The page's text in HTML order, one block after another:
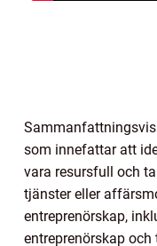
Sammanfattningsvis
som innefattar att
vara resursfull och
tjänster eller
entreprenörskap,
entreprenörskap